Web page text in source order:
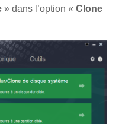
» dans l’option « Clone